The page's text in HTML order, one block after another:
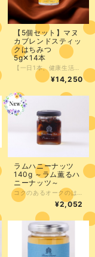
【5個セット】マヌ
カブレンドスティッ
クはちみつ
5g✕14本
¥14,250
ラムハニーナッツ
140g ～ラム薫るハ
ニーナッツ～
¥2,052